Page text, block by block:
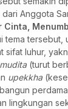
Anggota
Cinta,
tema tersebut,
sifat luhur,
mudita (turut
upekkha
lingkungan